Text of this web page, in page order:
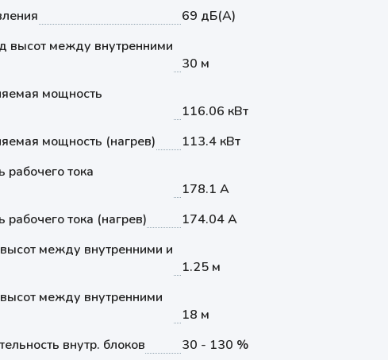
69 дБ(А)
высот между внутренними
30 м
мощность
116.06 кВт
мощность (нагрев)
113.4 кВт
тока
178.1 А
тока (нагрев)
174.04 А
между внутренними и
1.25 м
между внутренними
18 м
внутр. блоков
30 - 130 %